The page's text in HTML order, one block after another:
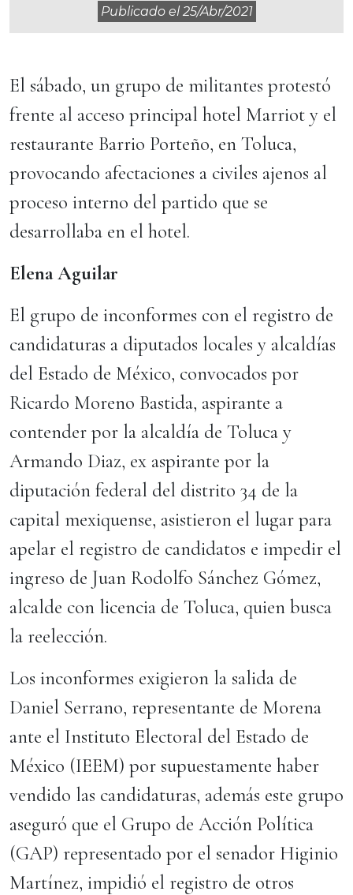
Publicado el25/abr/2021
El sábado, un grupo de militantes protestó
frente al acceso principal hotel Marriot y el
restaurante Barrio Porteño, en Toluca,
provocando afectaciones a civiles ajenos al
proceso interno del partido que se
desarrollaba en el hotel.
Elena Aguilar
El grupo de inconformes con el registro de
candidaturas a diputados locales y alcaldías
del Estado de México, convocados por
Ricardo Moreno Bastida, aspirante a
contender por la alcaldía de Toluca y
Armando Diaz, ex aspirante por la
diputación federal del distrito 34 de la
capital mexiquense, asistieron el lugar para
apelar el registro de candidatos e impedir el
ingreso de Juan Rodolfo Sánchez Gómez,
alcalde con licencia de Toluca, quien busca
la reelección.
Los inconformes exigieron la salida de
Daniel Serrano, representante de Morena
ante el Instituto Electoral del Estado de
México (IEEM) por supuestamente haber
vendido las candidaturas, además este grupo
aseguró que el Grupo de Acción Política
(GAP) representado por el senador Higinio
Martínez, impidió el registro de otros